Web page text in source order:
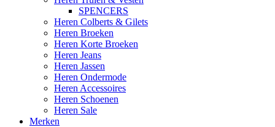
SPENCERS
Heren Colberts & Gilets
Heren Broeken
Heren Korte Broeken
Heren Jeans
Heren Jassen
Heren Ondermode
Heren Accessoires
Heren Schoenen
Heren Sale
Merken